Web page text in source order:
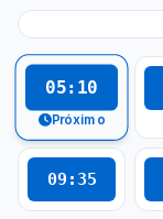
05:10
Próximo
09:35